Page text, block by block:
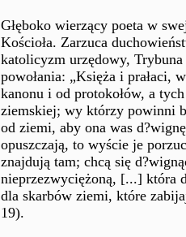
Głęboko wierzący poeta w
Kościoła. Zarzuca
katolicyzm urzędowy,
powołania: „Księża i prałaci,
kanonu i od protokołów, a
ziemskiej; wy którzy powinni
od ziemi, aby ona was
opuszczają, to wyście je
znajdują tam; chcą się
nieprzezwyciężoną, [...] która
dla skarbów ziemi, które
19).